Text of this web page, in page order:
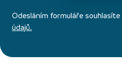
Odesláním formuláře souhlasíte
údajů.